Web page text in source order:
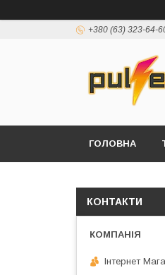
+380 (63) 323-64-
ГОЛОВНА
КОНТАКТИ
Інтернет